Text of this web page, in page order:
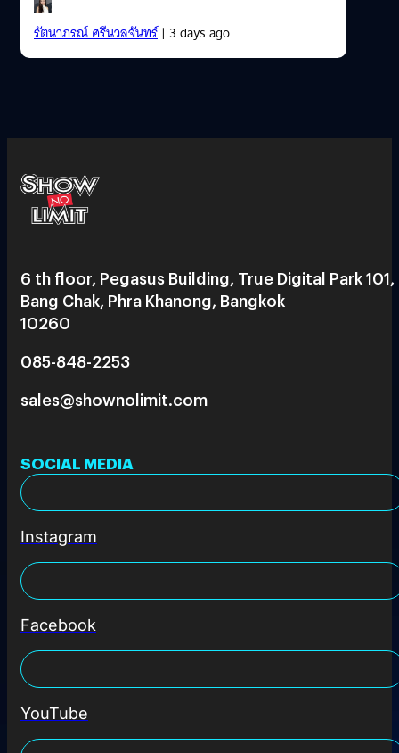
รัตนาภรณ์ ศรีนวลจันทร์| 3 days ago
6 th floor, Pegasus Building, True Digital Park 101,
Bang Chak, Phra Khanong, Bangkok
10260
085-848-2253
sales@shownolimit.com
SOCIAL MEDIA
Instagram
Facebook
YouTube